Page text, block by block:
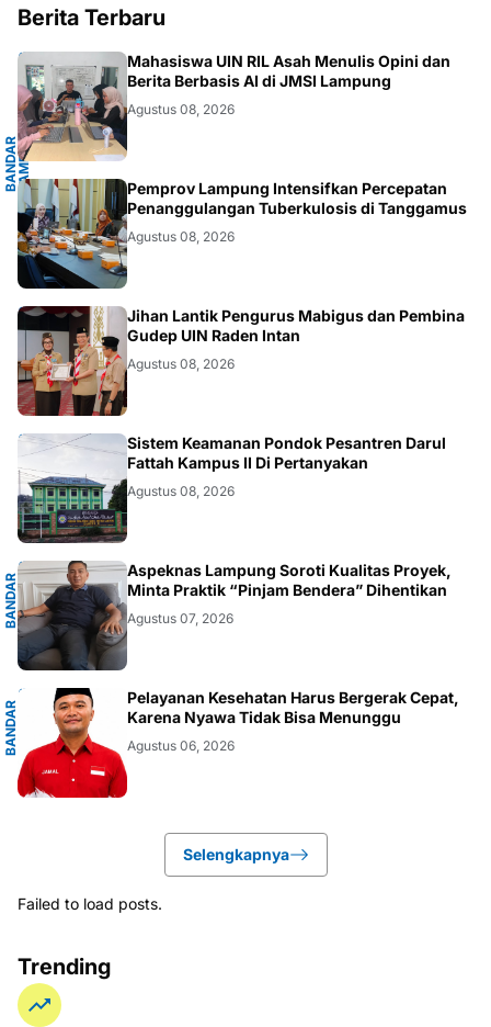
Berita Terbaru
B
A
N
D
A
R
L
A
M
P
U
N
G
.
L
A
M
P
U
NG
Mahasiswa UIN RIL Asah Menulis Opini dan
Berita Berbasis AI di JMSI Lampung
Agustus 08, 2026
.LAMPUNG
Pemprov Lampung Intensifkan Percepatan
Penanggulangan Tuberkulosis di Tanggamus
Agustus 08, 2026
.LAMPUNG
Jihan Lantik Pengurus Mabigus dan Pembina
Gudep UIN Raden Intan
Agustus 08, 2026
LAMPUNG
Sistem Keamanan Pondok Pesantren Darul
Fattah Kampus II Di Pertanyakan
Agustus 08, 2026
B
A
N
D
A
R
L
A
M
P
U
NG
Aspeknas Lampung Soroti Kualitas Proyek,
Minta Praktik “Pinjam Bendera” Dihentikan
Agustus 07, 2026
B
A
N
D
A
R
L
A
M
P
U
N
Pelayanan Kesehatan Harus Bergerak Cepat,
Karena Nyawa Tidak Bisa Menunggu
Agustus 06, 2026
Selengkapnya
Failed to load posts.
Trending